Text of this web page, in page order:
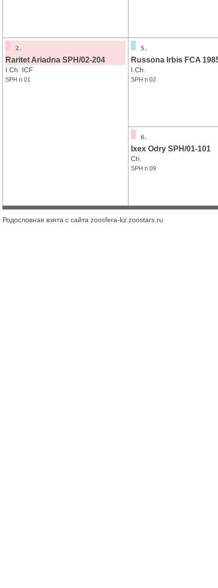
Raritet Ariadna SPH/02-204
I.Ch. ICF
SPH n 01
Russona Irbis FCA
I.Ch.
SPH n 02
Ixex Odry SPH/01-101
Ch.
SPH n 09
Родословная взята с сайта zoosfera-kz.zoostars.ru